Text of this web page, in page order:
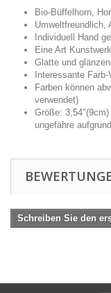
Bio-Büffelhorn,
Umweltfreundlich,
Individuell Hand
Eine Art Kunstwerk
Glatte und
Interessante
Farben können
verwendet)
Größe:
ungefähre
Schreiben Sie den